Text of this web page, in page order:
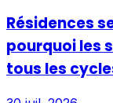
Résidences
pourquoi les
tous les